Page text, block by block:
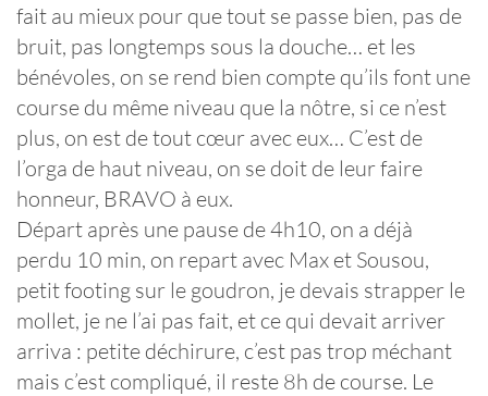
fait au mieux pour que tout se passe bien, pas de
bruit, pas longtemps sous la douche… et les
bénévoles, on se rend bien compte qu’ils font une
course du même niveau que la nôtre, si ce n’est
plus, on est de tout cœur avec eux… C’est de
l’orga de haut niveau, on se doit de leur faire
honneur, BRAVO à eux.
Départ après une pause de 4h10, on a déjà
perdu 10 min, on repart avec Max et Sousou,
petit footing sur le goudron, je devais strapper le
mollet, je ne l’ai pas fait, et ce qui devait arriver
arriva : petite déchirure, c’est pas trop méchant
mais c’est compliqué, il reste 8h de course. Le